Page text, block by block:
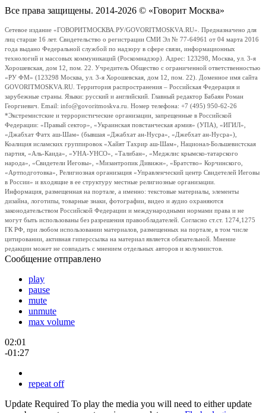
Все права защищены. 2014-2026 © «Говорит Москва»
Сетевое издание «ГОВОРИТМОСКВА.РУ/GOVORITMOSKVA.RU». Предназначено для
лиц старше 16 лет. Свидетельство о регистрации СМИ Эл № 77-64961 от 04 марта 2016
года выдано Федеральной службой по надзору в сфере связи, информационных
технологий и массовых коммуникаций (Роскомнадзор). Адрес: 123298, Москва, ул. 3-я
Хорошевская, дом 12, пом. 22. Учредитель Общество с ограниченной ответственностью
«РУ ФМ» (123298 Москва, ул. 3-я Хорошевская, дом 12, пом. 22). Доменное имя сайта
GOVORITMOSKVA.RU. Территория распространения – Российская Федерация и
зарубежные страны. Языки: русский и английский. Главный редактор Бабаян Роман
Георгиевич. Email: info@govoritmoskva.ru. Номер телефона: +7 (495) 950-62-26
*Экстремистские и террористические организации, запрещенные в Российской
Федерации: «Правый сектор», «Украинская повстанческая армия» (УПА), «ИГИЛ»,
«Джабхат Фатх аш-Шам» (бывшая «Джабхат ан-Нусра», «Джебхат ан-Нусра»),
Коалиция исламских группировок «Хайят Тахрир аш-Шам», Национал-Большевистская
партия, «Аль-Каида», «УНА-УНСО», «Талибан», «Меджлис крымско-татарского
народа», «Свидетели Иеговы», «Мизантропик Дивижн», «Братство» Корчинского,
«Артподготовка», Религиозная организация «Управленческий центр Свидетелей Иеговы
в России» и входящие в ее структуру местные религиозные организации.
Информация, размещенная на портале, а именно: текстовые материалы, элементы
дизайна, логотипы, товарные знаки, фотографии, видео и аудио охраняются
законодательством Российской Федерации и международными нормами права и не
могут быть использованы без разрешения правообладателей. Согласно ст.ст. 1274,1275
ГК РФ, при любом использовании материалов, размещенных на портале, в том числе
цитировании, активная гиперссылка на материал является обязательной. Мнение
редакции может не совпадать с мнением отдельных авторов и колумнистов.
Сообщение отправлено
play
pause
mute
unmute
max volume
02:01
-01:27
repeat off
Update Required To play the media you will need to either update